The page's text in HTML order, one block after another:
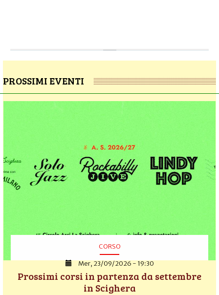
PROSSIMI EVENTI
CORSO
Mer, 23/09/2026 - 19:30
Prossimi corsi in partenza da settembre
in Scighera